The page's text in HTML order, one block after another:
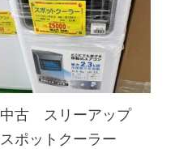
中古 スリーアップ
スポットクーラー